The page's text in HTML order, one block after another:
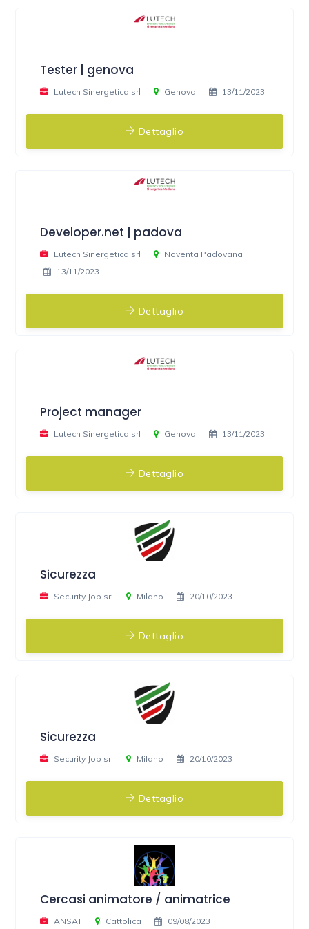
Tester | genova
Lutech Sinergetica srl Genova 13/11/2023
Dettaglio
Developer.net | padova
Lutech Sinergetica srl
Noventa Padovana
13/11/2023
Dettaglio
Project manager
Lutech Sinergetica srl Genova 13/11/2023
Dettaglio
Sicurezza
Security Job srl Milano 20/10/2023
Dettaglio
Sicurezza
Security Job srl Milano 20/10/2023
Dettaglio
Cercasi animatore / animatrice
ANSAT Cattolica 09/08/2023